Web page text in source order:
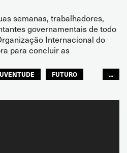
semanas, trabalhadores,
governamentais de todo
Internacional do
para concluir as
FUTURO
...